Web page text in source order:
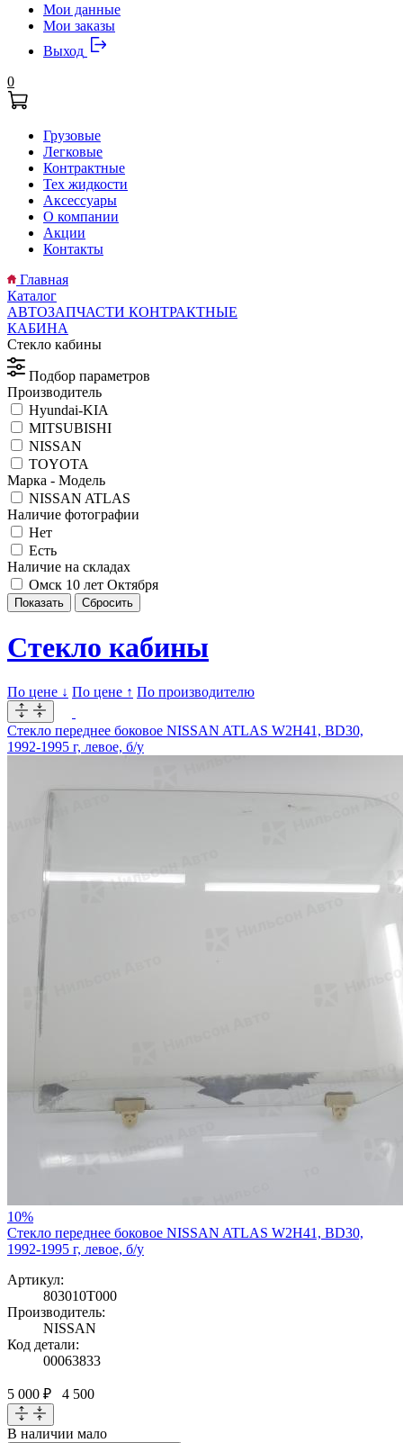
Мои данные
Мои заказы
Выход
0
Грузовые
Легковые
Контрактные
Тех жидкости
Аксессуары
О компании
Акции
Контакты
Главная
Каталог
АВТОЗАПЧАСТИ КОНТРАКТНЫЕ
КАБИНА
Стекло кабины
Подбор параметров
Производитель
Hyundai-KIA
MITSUBISHI
NISSAN
TOYOTA
Марка - Модель
NISSAN ATLAS
Наличие фотографии
Нет
Есть
Наличие на складах
Омск 10 лет Октября
Стекло кабины
По цене ↓ По цене ↑ По производителю
Стекло переднее боковое NISSAN ATLAS W2H41, BD30,
1992-1995 г, левое, б/у
10%
Стекло переднее боковое NISSAN ATLAS W2H41, BD30,
1992-1995 г, левое, б/у
Артикул:
803010T000
Производитель:
NISSAN
Код детали:
00063833
5 000 ₽ 4 500
В наличии мало